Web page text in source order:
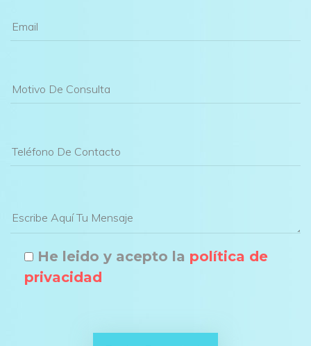
He leido y acepto la política de
privacidad